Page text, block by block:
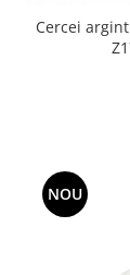
Cercei
NOU